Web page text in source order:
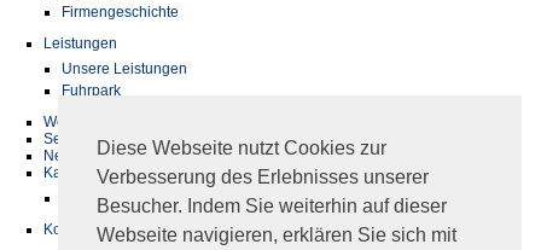
Diese Webseite nutzt Cookies zur
Verbesserung des Erlebnisses unserer
Besucher. Indem Sie weiterhin auf dieser
Webseite navigieren, erklären Sie sich mit
Firmengeschichte
Leistungen
Unsere Leistungen
Fuhrpark
Werkstatt
Service
News
Karriere
Kontakt